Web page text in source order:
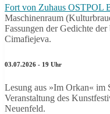
Fort von Zuhaus OSTPOL
Maschinenraum
Fassungen der Gedichte
Cimafiejeva.
03.07.2026 - 19 Uhr
Lesung aus »Im Orkan« im
Veranstaltung des
Neuenfeld.